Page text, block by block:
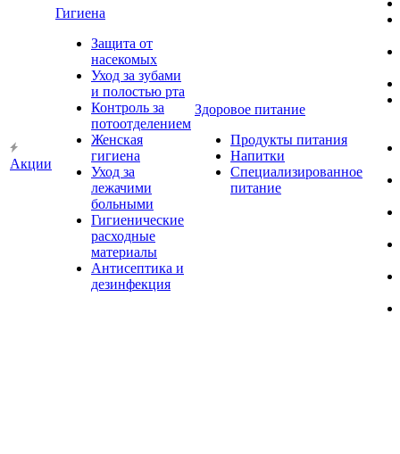
Акции
Гигиена
Защита от
насекомых
Уход за зубами
и полостью рта
Контроль за
потоотделением
Женская
гигиена
Уход за
лежачими
больными
Гигиенические
расходные
материалы
Антисептика и
дезинфекция
Здоровое питание
Продукты питания
Напитки
Специализированное
питание